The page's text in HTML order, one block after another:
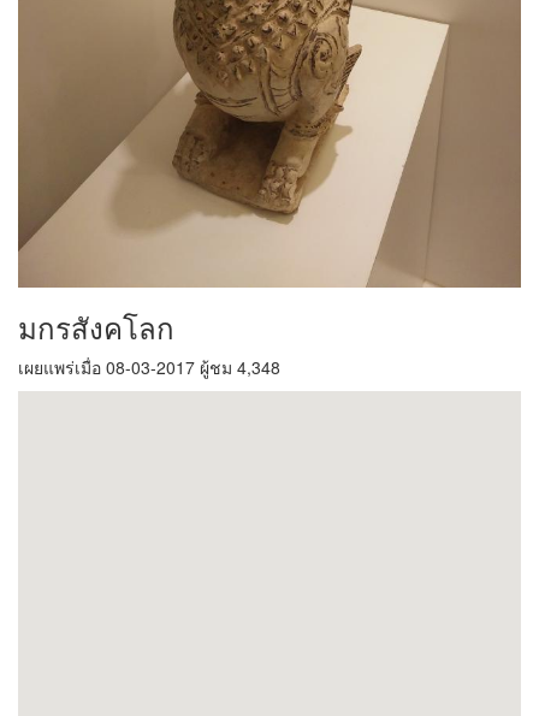
มกรสังคโลก
เผยแพร่เมื่อ 08-03-2017 ผู้ชม 4,348